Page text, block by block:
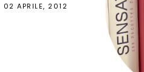
02 APRILE, 2012